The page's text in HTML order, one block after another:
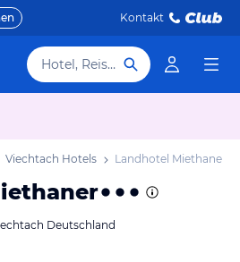
Kontakt
Hotel, Reiseziel
Viechtach Hotels Landhotel Miethaner
Deutschland